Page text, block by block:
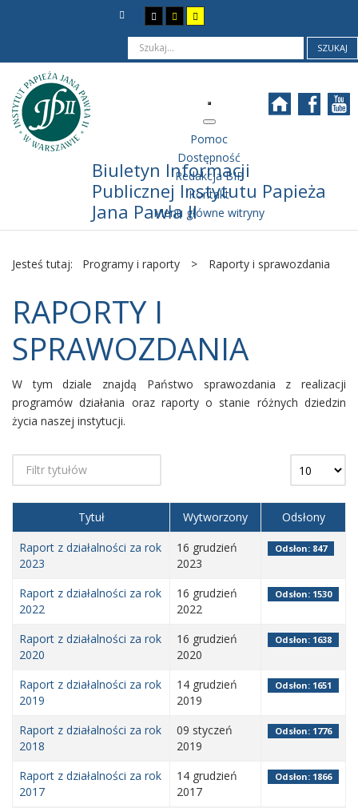
SZUKAJ
Biuletyn Informacji
Publicznej Instytutu Papieża
Jana Pawła II
Pomoc
Dostępność
Redakcja BIP
Kontakt
Menu główne witryny
Jesteś tutaj: Programy i raporty > Raporty i sprawozdania
RAPORTY I
SPRAWOZDANIA
W tym dziale znajdą Państwo sprawozdania z realizacji
programów działania oraz raporty o stanie różnych dziedzin
życia naszej instytucji.
Tytuł Wytworzony
Odsłony
Raport z działalności za rok
2023
16 grudzień
2023
Odsłon: 847
Raport z działalności za rok
2022
16 grudzień
2022
Odsłon: 1530
Raport z działalności za rok
2020
16 grudzień
2020
Odsłon: 1638
Raport z działalności za rok
2019
14 grudzień
2019
Odsłon: 1651
Raport z działalności za rok
2018
09 styczeń
2019
Odsłon: 1776
Raport z działalności za rok
2017
14 grudzień
2017
Odsłon: 1866